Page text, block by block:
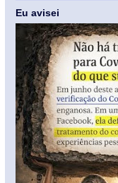
Eu avisei